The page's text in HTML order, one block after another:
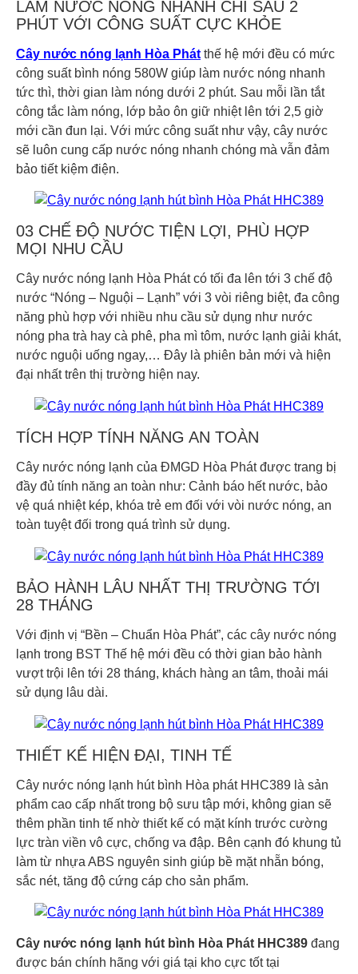
LÀM NƯỚC NÓNG NHANH CHỈ SAU 2
PHÚT VỚI CÔNG SUẤT CỰC KHỎE
Cây nước nóng lạnh Hòa Phát thế hệ mới đều có mức
công suất bình nóng 580W giúp làm nước nóng nhanh
tức thì, thời gian làm nóng dưới 2 phút. Sau mỗi lần tắt
công tắc làm nóng, lớp bảo ôn giữ nhiệt lên tới 2,5 giờ
mới cần đun lại. Với mức công suất như vậy, cây nước
sẽ luôn cung cấp nước nóng nhanh chóng mà vẫn đảm
bảo tiết kiệm điện.
03 CHẾ ĐỘ NƯỚC TIỆN LỢI, PHÙ HỢP
MỌI NHU CẦU
Cây nước nóng lạnh Hòa Phát có tối đa lên tới 3 chế độ
nước “Nóng – Nguội – Lạnh” với 3 vòi riêng biệt, đa công
năng phù hợp với nhiều nhu cầu sử dụng như nước
nóng pha trà hay cà phê, pha mì tôm, nước lạnh giải khát,
nước nguội uống ngay,… Đây là phiên bản mới và hiện
đại nhất trên thị trường hiện nay.
TÍCH HỢP TÍNH NĂNG AN TOÀN
Cây nước nóng lạnh của ĐMGD Hòa Phát được trang bị
đầy đủ tính năng an toàn như: Cảnh báo hết nước, bảo
vệ quá nhiệt kép, khóa trẻ em đối với vòi nước nóng, an
toàn tuyệt đối trong quá trình sử dụng.
BẢO HÀNH LÂU NHẤT THỊ TRƯỜNG TỚI
28 THÁNG
Với định vị “Bền – Chuẩn Hòa Phát”, các cây nước nóng
lạnh trong BST Thế hệ mới đều có thời gian bảo hành
vượt trội lên tới 28 tháng, khách hàng an tâm, thoải mái
sử dụng lâu dài.
THIẾT KẾ HIỆN ĐẠI, TINH TẾ
Cây nước nóng lạnh hút bình Hòa phát HHC389 là sản
phẩm cao cấp nhất trong bộ sưu tập mới, không gian sẽ
thêm phần tinh tế nhờ thiết kế có mặt kính trước cường
lực tràn viền vô cực, chống va đập. Bên cạnh đó khung tủ
làm từ nhựa ABS nguyên sinh giúp bề mặt nhẵn bóng,
sắc nét, tăng độ cứng cáp cho sản phẩm.
Cây nước nóng lạnh hút bình Hòa Phát HHC389 đang
được bán chính hãng với giá tại kho cực tốt tại